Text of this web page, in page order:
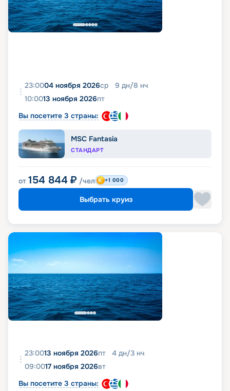
23:0004 ноября 2026ср 9 дн/8 нч
10:0013 ноября 2026пт
Вы посетите 3 страны:
MSC Fantasia
СТАНДАРТ
от 154 844 ₽ /чел +1 000
Выбрать круиз
23:0013 ноября 2026пт 4 дн/3 нч
09:0017 ноября 2026вт
Вы посетите 3 страны: